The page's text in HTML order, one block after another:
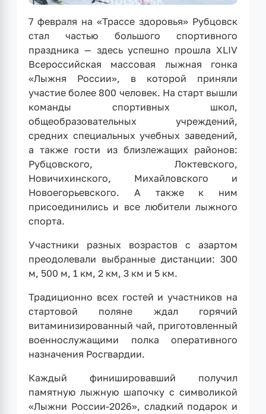
7 февраля на «Трассе здоровья» Рубцовск
стал частью большого спортивного
праздника — здесь успешно прошла XLIV
Всероссийская массовая лыжная гонка
«Лыжня России», в которой приняли
участие более 800 человек. На старт вышли
команды спортивных школ,
общеобразовательных учреждений,
средних специальных учебных заведений,
а также гости из близлежащих районов:
Рубцовского, Локтевского,
Новичихинского, Михайловского и
Новоегорьевского. А также к ним
присоединились и все любители лыжного
спорта.
Участники разных возрастов с азартом
преодолевали выбранные дистанции: 300
м, 500 м, 1 км, 2 км, 3 км и 5 км.
Традиционно всех гостей и участников на
стартовой поляне ждал горячий
витаминизированный чай, приготовленный
военнослужащими полка оперативного
назначения Росгвардии.
Каждый финишировавший получил
памятную лыжную шапочку с символикой
«Лыжни России-2026», сладкий подарок и